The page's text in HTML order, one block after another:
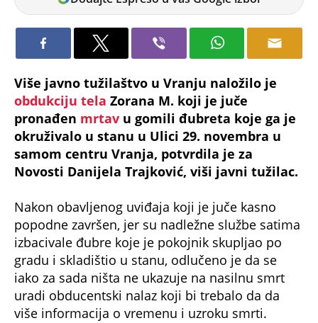
Mladenović
Više javno tužilaštvo u Vranju naložilo je
obdukciju tela Zorana M. koji je juče
pronađen mrtav u gomili đubreta koje ga je
okruživalo u stanu u Ulici 29. novembra u
samom centru Vranja, potvrdila je za
Novosti Danijela Trajković, viši javni tužilac.
Nakon obavljenog uviđaja koji je juče kasno
popodne završen, jer su nadležne službe satima
izbacivale đubre koje je pokojnik skupljao po
gradu i skladištio u stanu, odlučeno je da se
iako za sada ništa ne ukazuje na nasilnu smrt
uradi obducentski nalaz koji bi trebalo da da
više informacija o vremenu i uzroku smrti.